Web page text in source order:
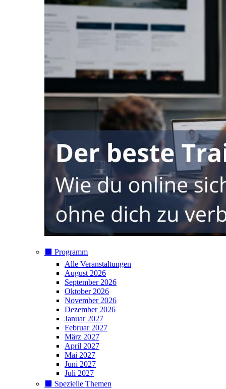
⬛️ Programm
Alle Veranstaltungen
August 2026
September 2026
Oktober 2026
November 2026
Dezember 2026
Januar 2027
Februar 2027
März 2027
April 2027
Mai 2027
Juni 2027
Juli 2027
⬛️ Spezielle Themen